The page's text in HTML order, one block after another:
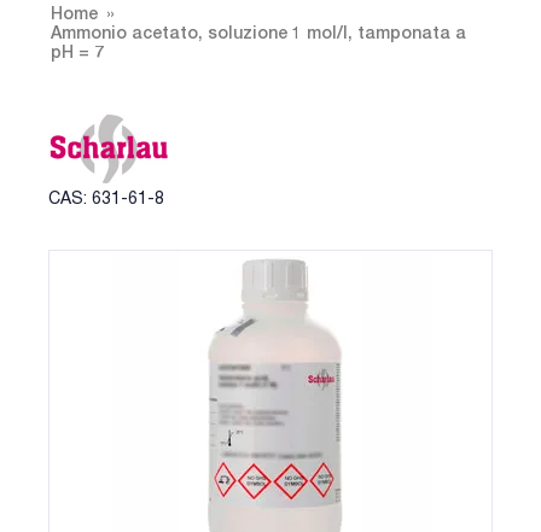
Home
Ammonio acetato, soluzione 1 mol/l, tamponata a
pH = 7
CAS: 631-61-8